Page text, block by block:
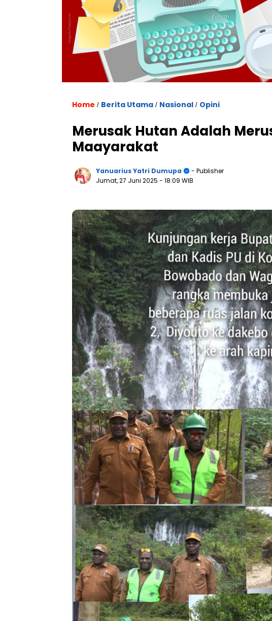
Home / Berita Utama / Nasional / Opini
Merusak Hutan Adalah
Maayarakat
Yanuarius Yatri Dumupa
- Publisher
Jumat, 27 Juni 2025 - 18:09 WIB